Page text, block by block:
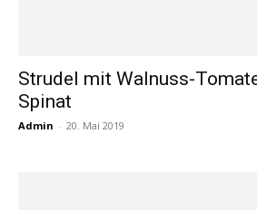
Strudel mit Walnuss-
Spinat
Admin - 20. Mai 2019